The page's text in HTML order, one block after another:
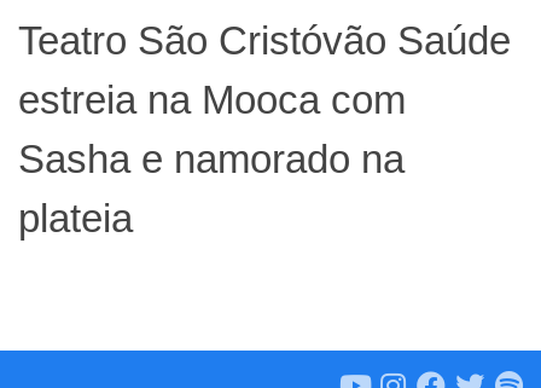
Teatro São Cristóvão Saúde
estreia na Mooca com
Sasha e namorado na
plateia